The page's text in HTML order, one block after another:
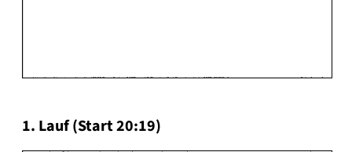
1. Lauf (Start 20:19)